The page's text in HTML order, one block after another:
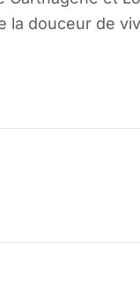
douceur de